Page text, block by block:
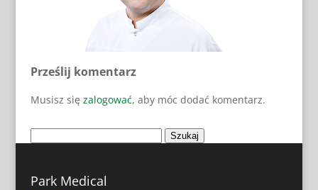
Prześlij komentarz
Musisz się zalogować, aby móc dodać komentarz.
Park Medical